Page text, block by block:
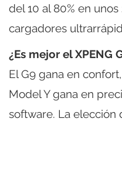
del 10 al 80% en
cargadores
¿Es mejor el XPENG
El G9 gana en
Model Y gana en
software. La elección